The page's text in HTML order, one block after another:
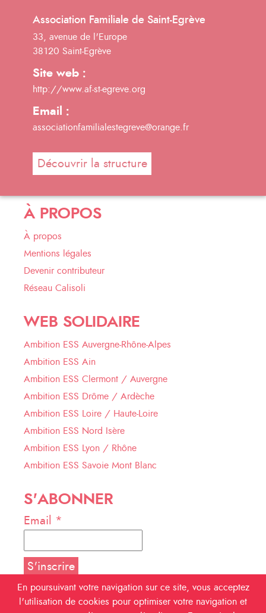
Association Familiale de Saint-Egrève
33, avenue de l'Europe
38120 Saint-Egrève
Site web :
http://www.af-st-egreve.org
Email :
associationfamilialestegreve@orange.fr
Découvrir la structure
À PROPOS
À propos
Mentions légales
Devenir contributeur
Réseau Calisoli
WEB SOLIDAIRE
Ambition ESS Auvergne-Rhône-Alpes
Ambition ESS Ain
Ambition ESS Clermont / Auvergne
Ambition ESS Drôme / Ardèche
Ambition ESS Loire / Haute-Loire
Ambition ESS Nord Isère
Ambition ESS Lyon / Rhône
Ambition ESS Savoie Mont Blanc
S'ABONNER
Email *
NOUS SUIVRE
En poursuivant votre navigation sur ce site, vous acceptez
l'utilisation de cookies pour optimiser votre navigation et